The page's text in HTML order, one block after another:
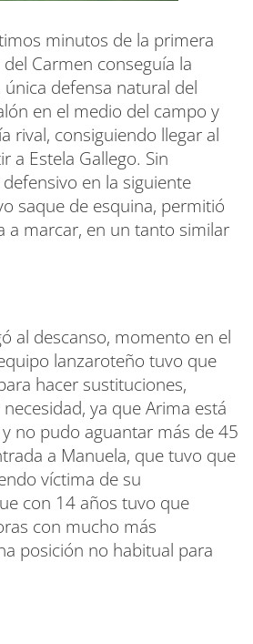
minutos de la primera
Carmen conseguía la
defensa natural del
en el medio del campo y
rival, consiguiendo llegar al
a Estela Gallego. Sin
en la siguiente
saque de esquina, permitió
a marcar, en un tanto similar
al descanso, momento en el
lanzaroteño tuvo que
hacer sustituciones,
ya que Arima está
no pudo aguantar más de 45
a Manuela, que tuvo que
víctima de su
con 14 años tuvo que
con mucho más
posición no habitual para